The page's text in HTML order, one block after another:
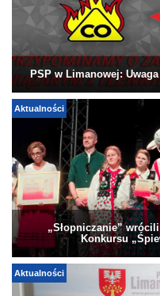
PSP w Limanowej:
Aktualności
„Słopniczanie”
Konkursu
Aktualności